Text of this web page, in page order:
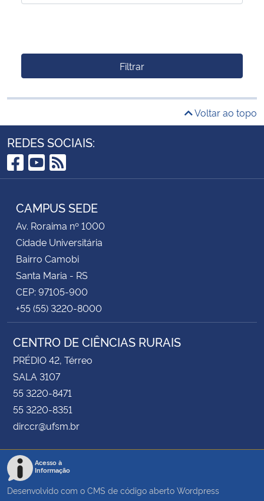
Filtrar
Voltar ao topo
REDES SOCIAIS:
Facebook
YouTube
RSS
CAMPUS SEDE
Av. Roraima nº 1000
Cidade Universitária
Bairro Camobi
Santa Maria - RS
CEP: 97105-900
+55 (55) 3220-8000
CENTRO DE CIÊNCIAS RURAIS
PRÉDIO 42, Térreo
SALA 3107
55 3220-8471
55 3220-8351
dirccr@ufsm.br
Acesso à
Informação
Desenvolvido com o CMS de código aberto Wordpress